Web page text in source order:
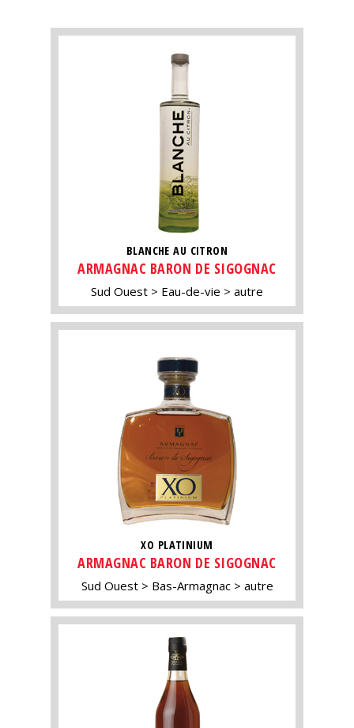
Magazine
BLANCHE AU CITRON
ARMAGNAC BARON DE SIGOGNAC
Sud Ouest Eau-de-vie autre
XO PLATINIUM
ARMAGNAC BARON DE SIGOGNAC
Sud Ouest Bas-Armagnac autre